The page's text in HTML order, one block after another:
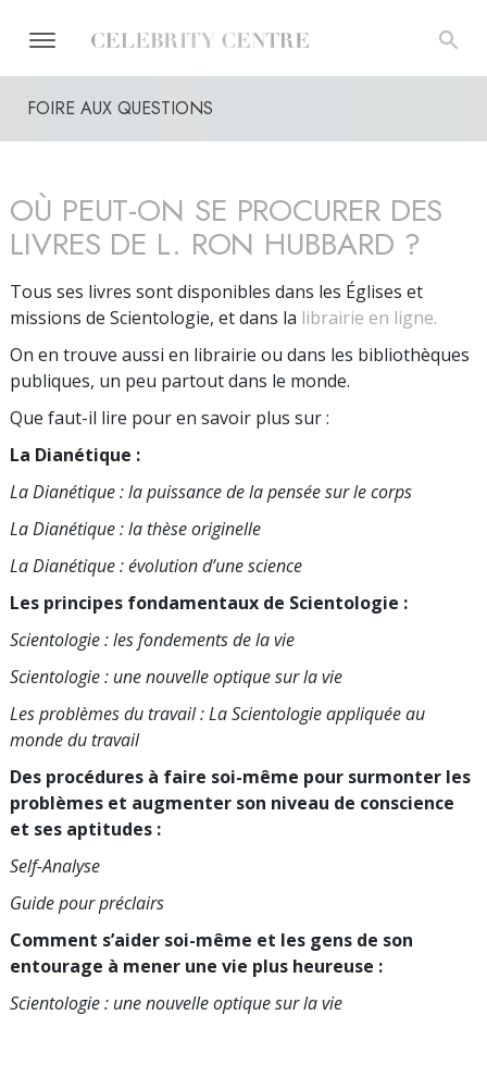
FOIRE AUX QUESTIONS
OÙ PEUT-ON SE PROCURER DES
LIVRES DE L. RON HUBBARD ?
Tous ses livres sont disponibles dans les Églises et
missions de Scientologie, et dans la librairie en ligne.
On en trouve aussi en librairie ou dans les bibliothèques
publiques, un peu partout dans le monde.
Que faut-il lire pour en savoir plus sur :
La Dianétique :
La Dianétique : la puissance de la pensée sur le corps
La Dianétique : la thèse originelle
La Dianétique : évolution d’une science
Les principes fondamentaux de Scientologie :
Scientologie : les fondements de la vie
Scientologie : une nouvelle optique sur la vie
Les problèmes du travail : La Scientologie appliquée au
monde du travail
Des procédures à faire soi-même pour surmonter les
problèmes et augmenter son niveau de conscience
et ses aptitudes :
Self-Analyse
Guide pour préclairs
Comment s’aider soi-même et les gens de son
entourage à mener une vie plus heureuse :
Scientologie : une nouvelle optique sur la vie